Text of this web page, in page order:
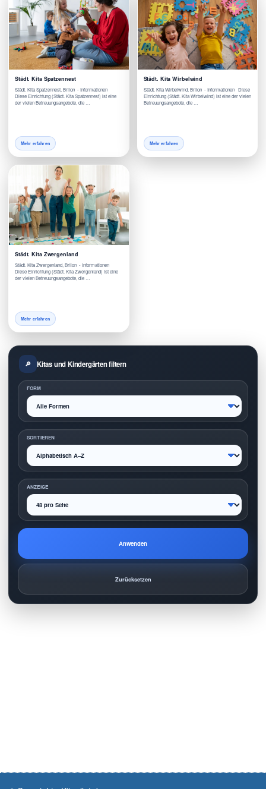
Städt. Kita Spatzennest
Städt. Kita Spatzennest, Brilon - Informationen
Diese Einrichtung (Städt. Kita Spatzennest) ist eine
der vielen Betreuungsangebote, die …
Mehr erfahren
Städt. Kita Wirbelwind
Städt. Kita Wirbelwind, Brilon - Informationen Diese
Einrichtung (Städt. Kita Wirbelwind) ist eine der vielen
Betreuungsangebote, die …
Mehr erfahren
Städt. Kita Zwergenland
Städt. Kita Zwergenland, Brilon - Informationen
Diese Einrichtung (Städt. Kita Zwergenland) ist eine
der vielen Betreuungsangebote, die …
Mehr erfahren
Kitas und Kindergärten filtern
FORM
SORTIEREN
ANZEIGE
Anwenden
Zurücksetzen